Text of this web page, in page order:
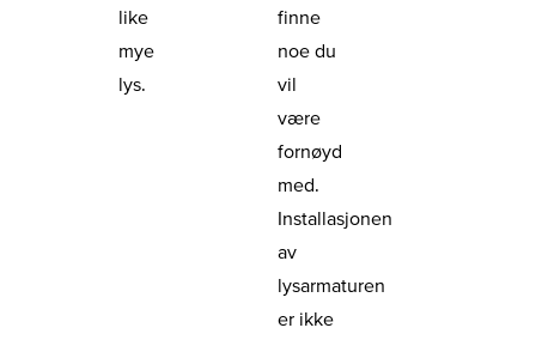
like
mye
lys.
finne
noe du
vil
være
fornøyd
med.
Installasjonen
av
lysarmaturen
er ikke